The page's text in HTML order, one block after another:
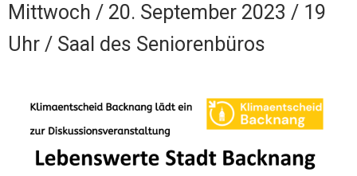
Mittwoch / 20. September 2023 / 19
Uhr / Saal des Seniorenbüros